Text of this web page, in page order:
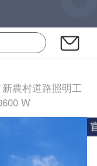
農村道路照明工
W